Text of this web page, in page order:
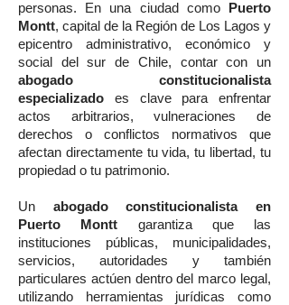
personas. En una ciudad como
Puerto
Montt, capital de la Región de Los Lagos y
epicentro administrativo, económico y
social del sur de Chile, contar con un
abogado constitucionalista
especializado es clave para enfrentar
actos arbitrarios, vulneraciones de
derechos o conflictos normativos que
afectan directamente tu vida, tu libertad, tu
propiedad o tu patrimonio.
Un abogado constitucionalista en
Puerto Montt garantiza que las
instituciones públicas, municipalidades,
servicios, autoridades y también
particulares actúen dentro del marco legal,
utilizando herramientas jurídicas como